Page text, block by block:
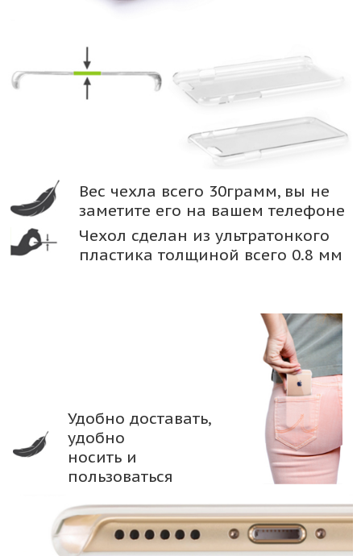
Вес чехла всего 30грамм, вы не
заметите его на вашем телефоне
Чехол сделан из ультратонкого
пластика толщиной всего 0.8 мм
Удобно доставать,
удобно
носить и
пользоваться